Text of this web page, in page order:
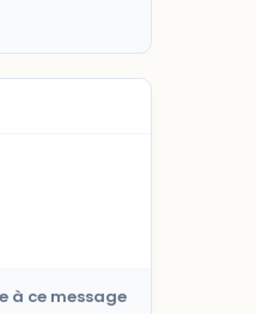
à ce message